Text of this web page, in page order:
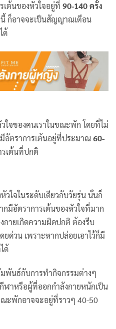
เต้นของหัวใจอยู่ที่ 90-140 ครั้ง
ก็อาจจะเป็นสัญญาณเตือน
ด้
ใจของคนเราในขณะพัก โดยที่ไม่
อัตราการเต้นอยู่ที่ประมาณ60-
รเต้นที่ปกติ
วใจในระดับเดียวกับวัยรุ่น นั่นก็
กมีอัตราการเต้นของหัวใจที่มาก
กายเกิดความผิดปกติ ต้องรีบ
ด่วน เพราะหากปล่อยเอาไว้ก็มี
ด้
พันธ์กับการทำกิจกรรมต่างๆ
ฬาหรือผู้ที่ออกกำลังกายหนักเป็น
ณะพักอาจจะอยู่ที่ราวๆ 40-50